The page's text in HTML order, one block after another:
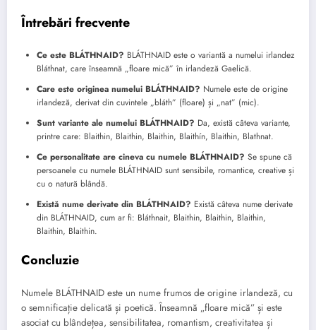
Întrebări frecvente
Ce este BLÁTHNAID? BLÁTHNAID este o variantă a numelui irlandez
Bláthnat, care înseamnă „floare mică” în irlandeză Gaelică.
Care este originea numelui BLÁTHNAID? Numele este de origine
irlandeză, derivat din cuvintele „bláth” (floare) și „nat” (mic).
Sunt variante ale numelui BLÁTHNAID? Da, există câteva variante,
printre care: Blaithin, Blaithin, Blaithin, Blaithín, Blaithin, Blathnat.
Ce personalitate are cineva cu numele BLÁTHNAID? Se spune că
persoanele cu numele BLÁTHNAID sunt sensibile, romantice, creative și
cu o natură blândă.
Există nume derivate din BLÁTHNAID? Există câteva nume derivate
din BLÁTHNAID, cum ar fi: Bláthnait, Blaithin, Blaithin, Blaithin,
Blaithin, Blaithin.
Concluzie
Numele BLÁTHNAID este un nume frumos de origine irlandeză, cu
o semnificație delicată și poetică. Înseamnă „floare mică” și este
asociat cu blândețea, sensibilitatea, romantism, creativitatea și